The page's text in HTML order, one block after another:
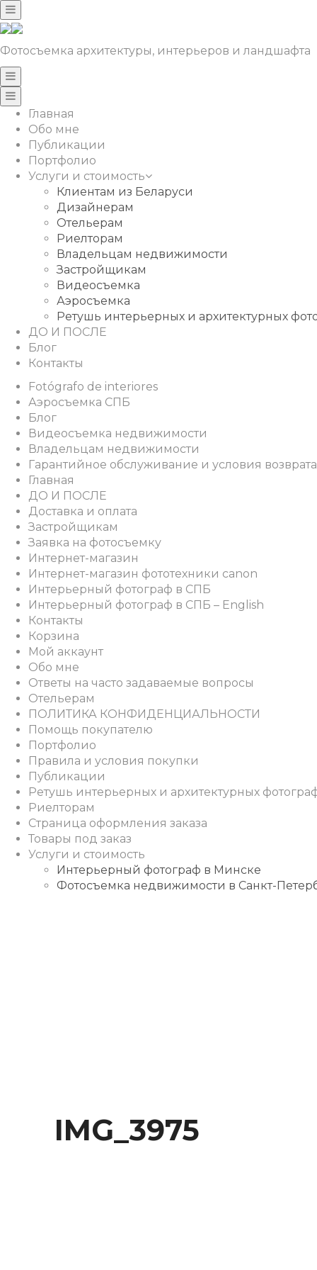
Фотосъемка архитектуры, интерьеров и ландшафта
Главная
Обо мне
Публикации
Портфолио
Услуги и стоимость
Клиентам из Беларуси
Дизайнерам
Отельерам
Риелторам
Владельцам недвижимости
Застройщикам
Видеосъемка
Аэросъемка
Ретушь интерьерных и архитектурных
ДО И ПОСЛЕ
Блог
Контакты
Fotógrafo de interiores
Аэросъемка СПБ
Блог
Видеосъемка недвижимости
Владельцам недвижимости
Гарантийное обслуживание и условия
Главная
ДО И ПОСЛЕ
Доставка и оплата
Застройщикам
Заявка на фотосъемку
Интернет-магазин
Интернет-магазин фототехники canon
Интерьерный фотограф в СПБ
Интерьерный фотограф в СПБ – English
Контакты
Корзина
Мой аккаунт
Обо мне
Ответы на часто задаваемые вопросы
Отельерам
ПОЛИТИКА КОНФИДЕНЦИАЛЬНОСТИ
Помощь покупателю
Портфолио
Правила и условия покупки
Публикации
Ретушь интерьерных и архитектурных
Риелторам
Страница оформления заказа
Товары под заказ
Услуги и стоимость
Интерьерный фотограф в Минске
Фотосъемка недвижимости в Санкт-
IMG_3975